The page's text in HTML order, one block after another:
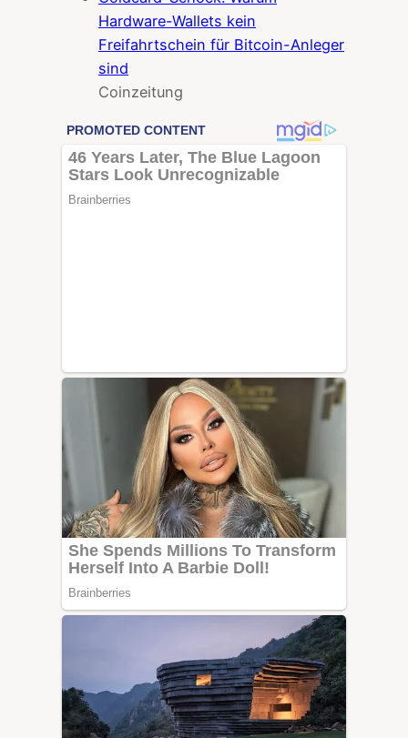
Hardware-Wallets kein
Freifahrtschein für Bitcoin-Anleger
sind
Coinzeitung